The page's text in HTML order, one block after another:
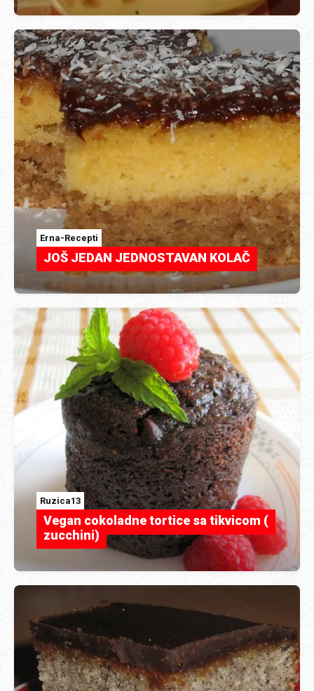
Erna-Recepti
JOŠ JEDAN JEDNOSTAVAN KOLAČ
Ruzica13
Vegan cokoladne tortice sa tikvicom (
zucchini)